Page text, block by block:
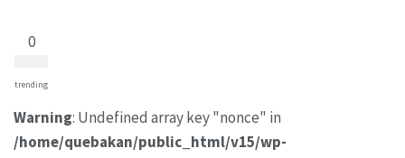
0
trending
Warning: Undefined array key "nonce" in
/home/quebakan/public_html/v15/wp-